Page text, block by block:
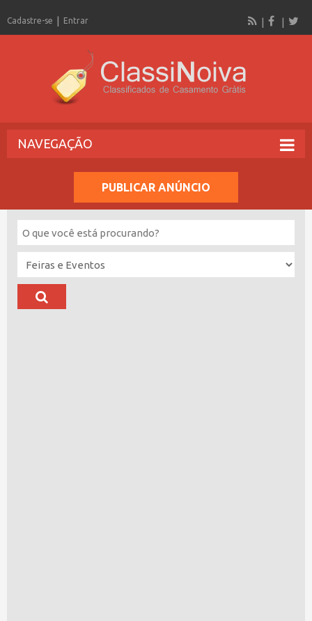
Cadastre-se Entrar
NAVEGAÇÃO
PUBLICAR ANÚNCIO